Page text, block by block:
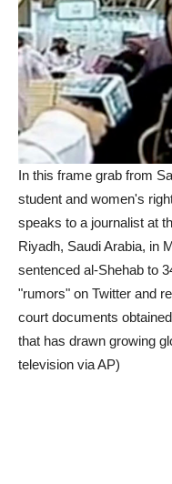
In this frame grab from
student and women's
speaks to a journalist at
Riyadh, Saudi Arabia, in
sentenced al-Shehab to
"rumors" on Twitter and
court documents
that has drawn growing
television via AP)